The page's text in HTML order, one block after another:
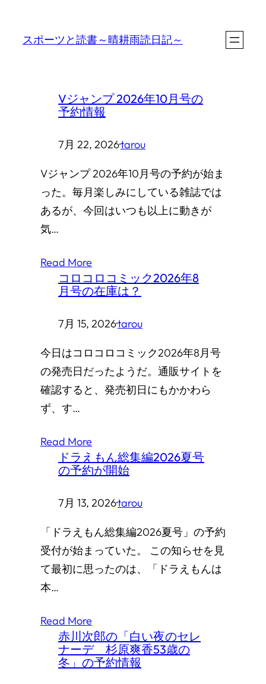
スポーツと読書～晴耕雨読日記～
Vジャンプ 2026年10月号の
予約情報
7月 22, 2026·tarou
Vジャンプ 2026年10月号の予約が始ま
った。毎月楽しみにしている雑誌では
あるが、今回はいつも以上に動きが
気…
Read More
コロコロコミック2026年8
月号の在庫は？
7月 15, 2026·tarou
今日はコロコロコミック2026年8月号
の発売日だったようだ。通販サイトを
確認すると、発売初日にもかかわら
ず、す…
Read More
ドラえもん総集編2026夏号
の予約が開始
7月 13, 2026·tarou
「ドラえもん総集編2026夏号」の予約
受付が始まっていた。 この知らせを見
て最初に思ったのは、「ドラえもんは
本…
Read More
赤川次郎の「白い夜のセレ
ナーデ 杉原爽香53歳の
冬」の予約情報